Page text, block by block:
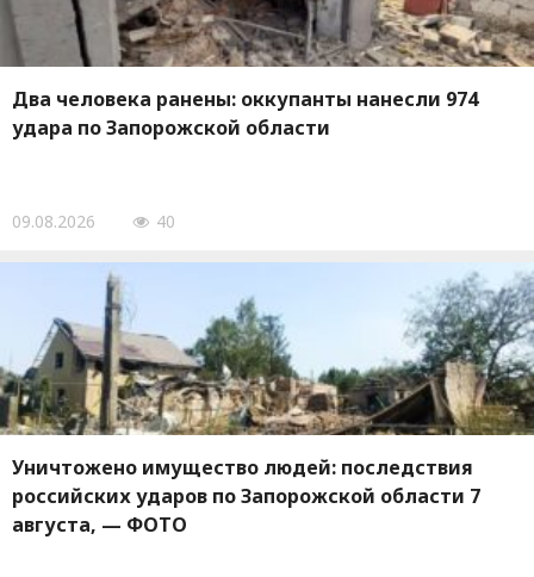
Два человека ранены: оккупанты нанесли 974
удара по Запорожской области
09.08.2026 40
Уничтожено имущество людей: последствия
российских ударов по Запорожской области 7
августа, — ФОТО